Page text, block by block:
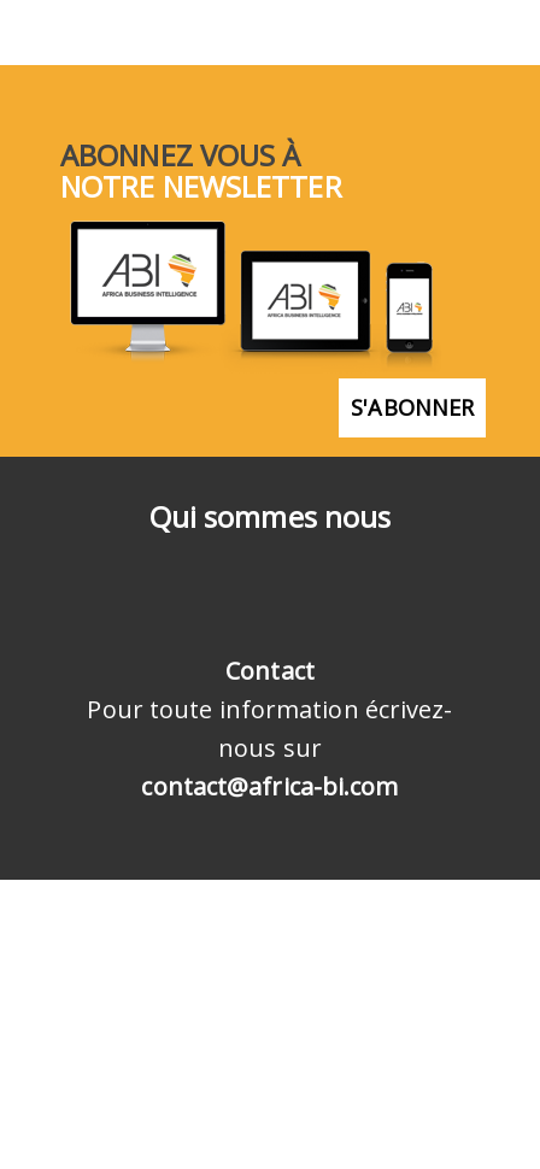
Qui sommes nous
Contact
Pour toute information écrivez-
nous sur
contact@africa-bi.com
ABONNEZ VOUS À
NOTRE NEWSLETTER
S'ABONNER